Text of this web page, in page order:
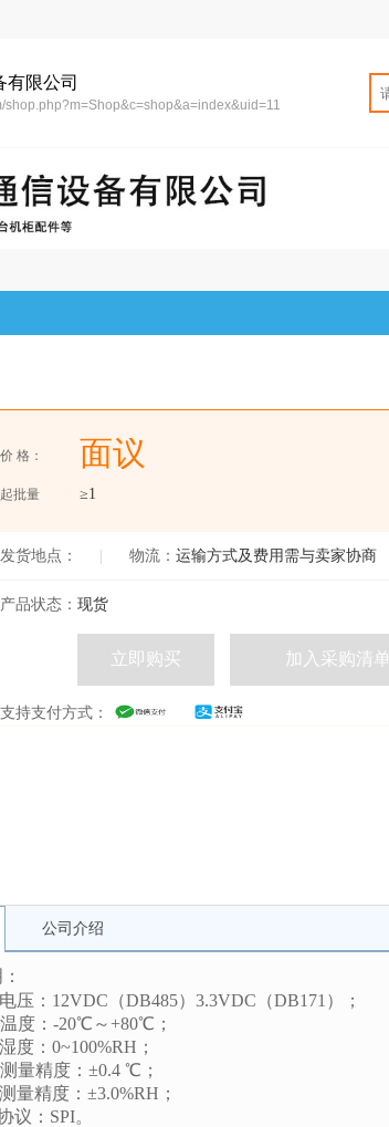
有限公司
shop.php?m=Shop&c=shop&a=index&uid=11
价 格： 面议
起批量 ≥1
发货地点： 物流： 运输方式及费用需与卖家协商
产品状态： 现货
立即购买 加入采购清单
支持支付方式：
公司介绍
压： 12VDC（DB485）3.3VDC（DB171）；
度： -20℃～+80℃；
度： 0~100%RH；
量精度： ±0.4 ℃；
量精度： ±3.0%RH；
议： SPI。